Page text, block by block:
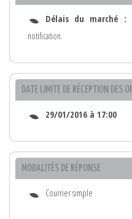
Délais du marché :
notification.
DATE LIMITE DE RÉCEPTION DES
29/01/2016 à 17:00
MODALITÉS DE RÉPONSE
Courrier simple